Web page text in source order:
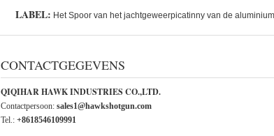
LABEL: Het Spoor van het jachtgeweerpicatinny van de
CONTACTGEGEVENS
QIQIHAR HAWK INDUSTRIES CO.,LTD.
Contactpersoon: sales1@hawkshotgun.com
Tel.: +8618546109991